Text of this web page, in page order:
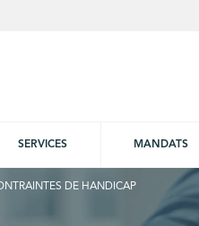
SERVICES MANDATS
DE HANDICAP